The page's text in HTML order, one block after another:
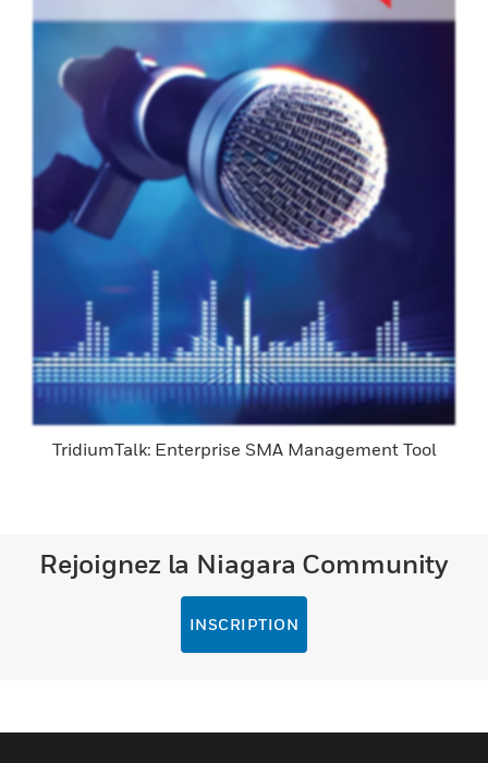
TridiumTalk: Enterprise SMA Management Tool
Rejoignez la Niagara Community
INSCRIPTION